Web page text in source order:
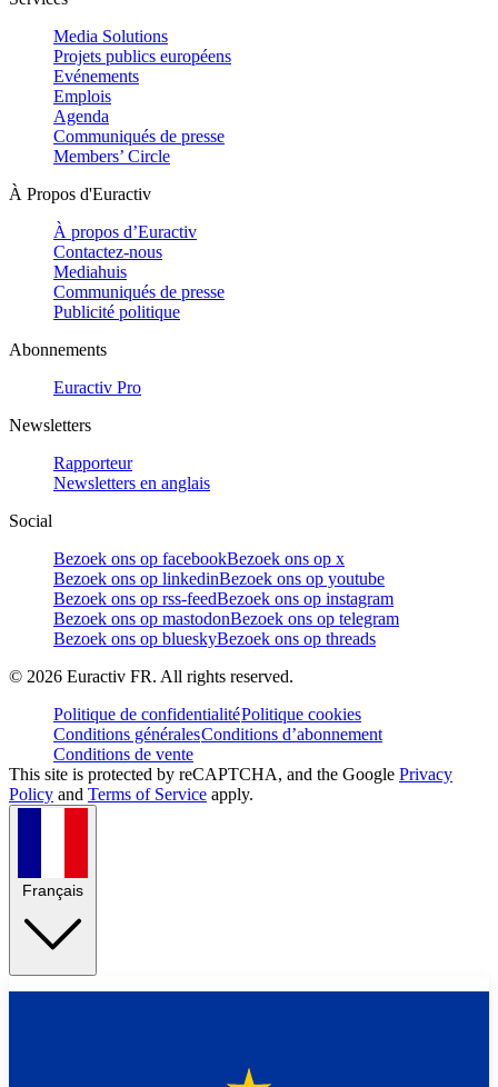
Media Solutions
Projets publics européens
Evénements
Emplois
Agenda
Communiqués de presse
Members’ Circle
À Propos d'Euractiv
À propos d’Euractiv
Contactez-nous
Mediahuis
Communiqués de presse
Publicité politique
Abonnements
Euractiv Pro
Newsletters
Rapporteur
Newsletters en anglais
Social
Bezoek ons op facebookBezoek ons op x
Bezoek ons op linkedinBezoek ons op youtube
Bezoek ons op rss-feedBezoek ons op instagram
Bezoek ons op mastodonBezoek ons op telegram
Bezoek ons op blueskyBezoek ons op threads
© 2026 Euractiv FR. All rights reserved.
Politique de confidentialitéPolitique cookies
Conditions généralesConditions d’abonnement
Conditions de vente
This site is protected by reCAPTCHA, and the Google Privacy
Policy and Terms of Service apply.
Français